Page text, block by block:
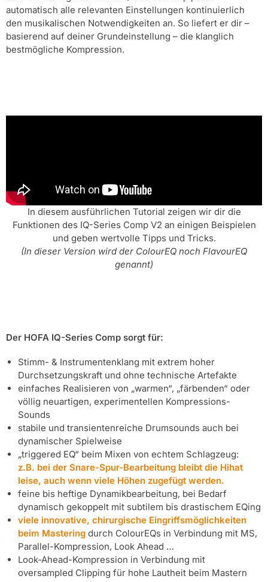
automatisch alle relevanten Einstellungen kontinuierlich
den musikalischen Notwendigkeiten an. So liefert er dir –
basierend auf deiner Grundeinstellung – die klanglich
bestmögliche Kompression.
In diesem ausführlichen Tutorial zeigen wir dir die
Funktionen des IQ-Series Comp V2 an einigen Beispielen
und geben wertvolle Tipps und Tricks.
(In dieser Version wird der ColourEQ noch FlavourEQ
genannt)
Der HOFA IQ-Series Comp sorgt für:
Stimm- & Instrumentenklang mit extrem hoher
Durchsetzungskraft und ohne technische Artefakte
einfaches Realisieren von „warmen“, „färbenden“ oder
völlig neuartigen, experimentellen Kompressions-
Sounds
stabile und transientenreiche Drumsounds auch bei
dynamischer Spielweise
„triggered EQ“ beim Mixen von echtem Schlagzeug:
z.B. bei der Snare-Spur-Bearbeitung bleibt die Hihat
leise, auch wenn viele Höhen zugefügt werden.
feine bis heftige Dynamikbearbeitung, bei Bedarf
dynamisch gekoppelt mit subtilem bis drastischem EQing
viele innovative, chirurgische Eingriffsmöglichkeiten
beim Mastering durch ColourEQs in Verbindung mit MS,
Parallel-Kompression, Look Ahead …
Look-Ahead-Kompression in Verbindung mit
oversampled Clipping für hohe Lautheit beim Mastern